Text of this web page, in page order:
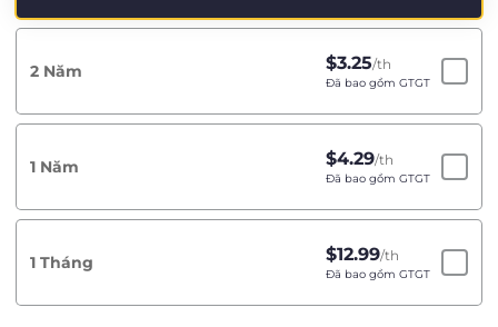
2 Năm $3.25/th
Đã bao gồm GTGT
1 Năm $4.29/th
Đã bao gồm GTGT
1 Tháng $12.99/th
Đã bao gồm GTGT